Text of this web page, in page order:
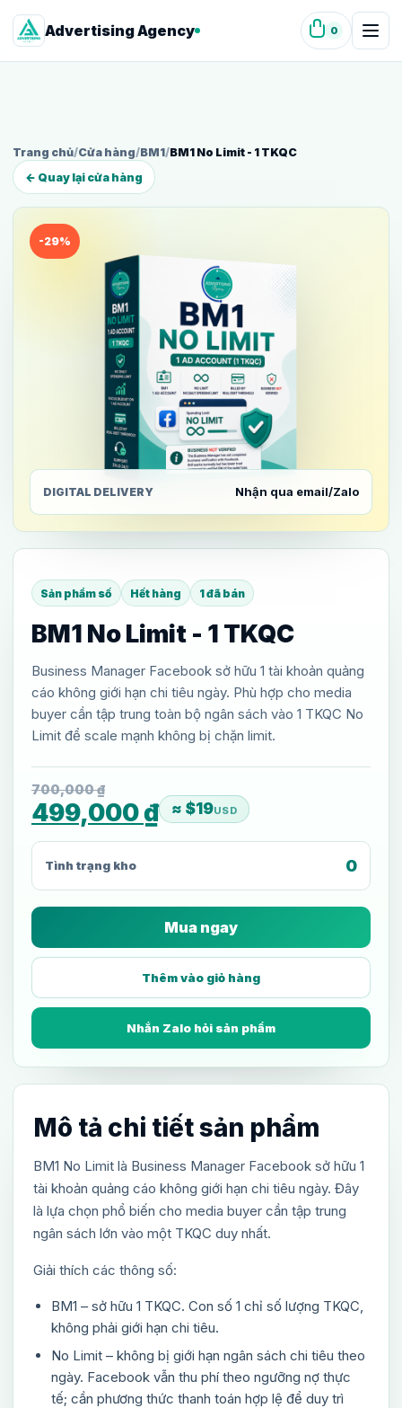
Advertising Agency 0
Trang chủ/Cửa hàng/BM1/BM1 No Limit - 1 TKQC
← Quay lại cửa hàng
-29%
DIGITAL DELIVERY Nhận qua email/Zalo
Sản phẩm số Hết hàng 1 đã bán
BM1 No Limit - 1 TKQC
Business Manager Facebook sở hữu 1 tài khoản quảng
cáo không giới hạn chi tiêu ngày. Phù hợp cho media
buyer cần tập trung toàn bộ ngân sách vào 1 TKQC No
Limit để scale mạnh không bị chặn limit.
700,000₫
499,000₫ ≈ $19USD
Tình trạng kho 0
Mua ngay
Thêm vào giỏ hàng
Nhắn Zalo hỏi sản phẩm
Mô tả chi tiết sản phẩm
BM1 No Limit là Business Manager Facebook sở hữu 1
tài khoản quảng cáo không giới hạn chi tiêu ngày. Đây
là lựa chọn phổ biến cho media buyer cần tập trung
ngân sách lớn vào một TKQC duy nhất.
Giải thích các thông số:
BM1 – sở hữu 1 TKQC. Con số 1 chỉ số lượng TKQC,
không phải giới hạn chi tiêu.
No Limit – không bị giới hạn ngân sách chi tiêu theo
ngày. Facebook vẫn thu phí theo ngưỡng nợ thực
tế; cần phương thức thanh toán hợp lệ để duy trì